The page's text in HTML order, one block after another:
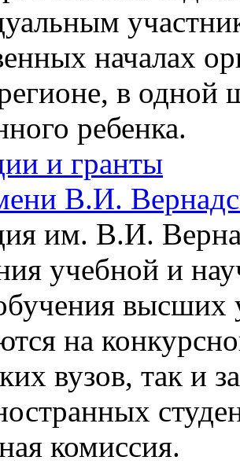
началах
в одной
ребенка.
и гранты
В.И.
им. В.И.
учебной и
высших
на
вузов, так и
комиссия.